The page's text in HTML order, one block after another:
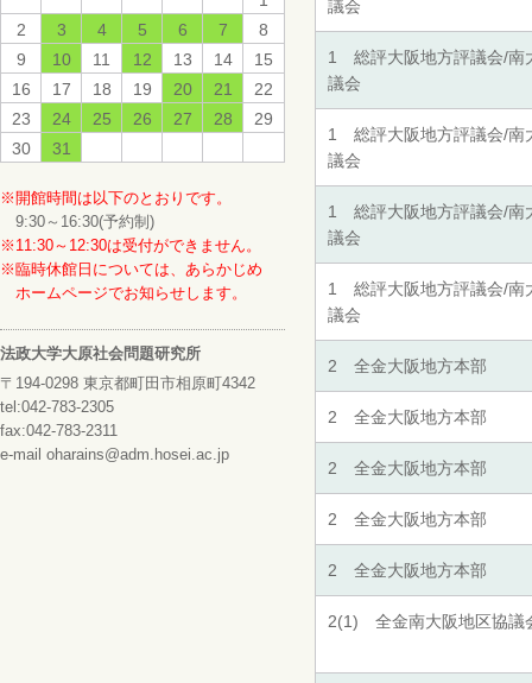
2
3 4 5 6 7
8
9
10 11 12 13 14
15
16
17 18 19 20 21
22
23
24 25 26 27 28
29
30
31
※開館時間は以下のとおりです。
9:30～16:30(予約制)
※11:30～12:30は受付ができません。
※臨時休館日については、あらかじめ
ホームページでお知らせします。
法政大学大原社会問題研究所
〒194-0298 東京都町田市相原町4342
tel:042-783-2305
fax:042-783-2311
e-mail oharains@adm.hosei.ac.jp
議会
1 総評大阪地方評議会/南
議会
1 総評大阪地方評議会/南
議会
1 総評大阪地方評議会/南
議会
1 総評大阪地方評議会/南
議会
2 全金大阪地方本部
2 全金大阪地方本部
2 全金大阪地方本部
2 全金大阪地方本部
2 全金大阪地方本部
2(1) 全金南大阪地区協議